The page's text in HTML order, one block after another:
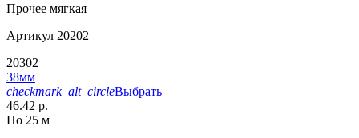
Прочее мягкая
Артикул 20202
20302
38мм
checkmark_alt_circleВыбрать
46.42 р.
По 25 м